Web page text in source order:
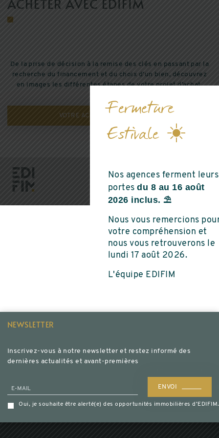
ACHETER AVEC EDIFIM
De la prise de décision à la remise des clés en passant par la
recherche du financement et du choix d’un bien, découvrez
en images les différentes étapes de votre projet d’achat.
VOTRE ACHAT PAS À PAS
NEWSLETTER
Inscrivez-vous à notre newsletter et restez informé des
dernières actualités et avant-premières
E-MAIL ENVOI
Oui, je souhaite être alerté(e) des opportunités immobilières
Fermeture
Estivale ☀️
Nos agences ferment leurs
portesdu 8 au 16 août
2026 inclus. ⛱️
Nous vous remercions
votre compréhension et
nous vous retrouverons le
lundi 17 août 2026.
L'équipe EDIFIM